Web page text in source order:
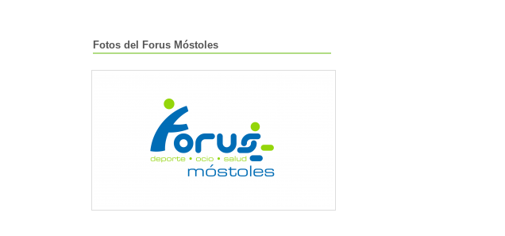
Fotos del Forus Móstoles